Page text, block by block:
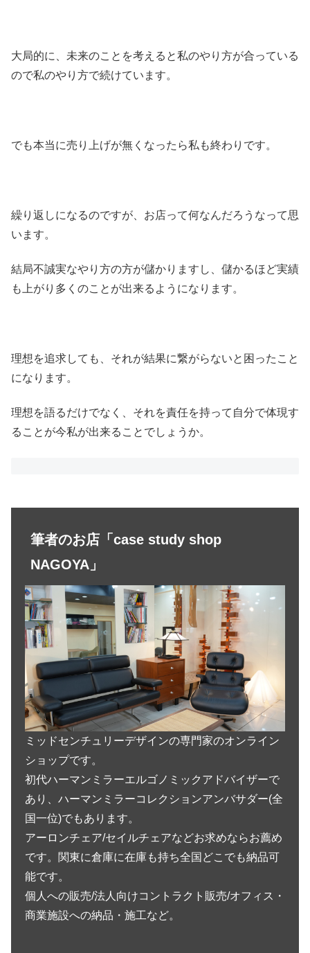
大局的に、未来のことを考えると私のやり方が合っている
ので私のやり方で続けています。
でも本当に売り上げが無くなったら私も終わりです。
繰り返しになるのですが、お店って何なんだろうなって思
います。
結局不誠実なやり方の方が儲かりますし、儲かるほど実績
も上がり多くのことが出来るようになります。
理想を追求しても、それが結果に繋がらないと困ったこと
になります。
理想を語るだけでなく、それを責任を持って自分で体現す
ることが今私が出来ることでしょうか。
筆者のお店「case study shop
NAGOYA」
ミッドセンチュリーデザインの専門家のオンライン
ショップです。
初代ハーマンミラーエルゴノミックアドバイザーで
あり、ハーマンミラーコレクションアンバサダー(全
国一位)でもあります。
アーロンチェア/セイルチェアなどお求めならお薦め
です。関東に倉庫に在庫も持ち全国どこでも納品可
能です。
個人への販売/法人向けコントラクト販売/オフィス・
商業施設への納品・施工など。